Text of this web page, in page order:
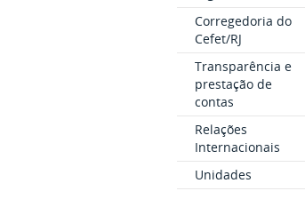
Corregedoria do
Cefet/RJ
Transparência e
prestação de
contas
Relações
Internacionais
Unidades